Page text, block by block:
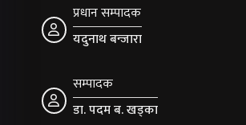
प्रधान सम्पादक
यदुनाथ बन्जारा
सम्पादक
डा. पदम ब. खड्का